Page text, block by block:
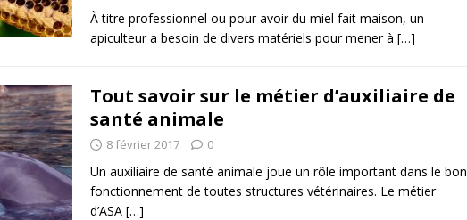
À titre professionnel ou pour avoir du miel fait maison, un
apiculteur a besoin de divers matériels pour mener à […]
Tout savoir sur le métier d’auxiliaire de
santé animale
8 février 2017 0
Un auxiliaire de santé animale joue un rôle important dans le bon
fonctionnement de toutes structures vétérinaires. Le métier
d’ASA […]